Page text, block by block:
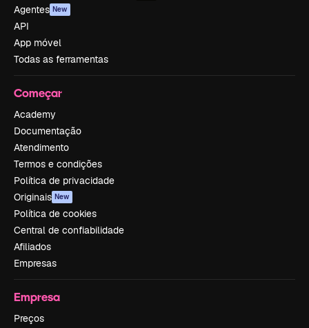
Agentes New
API
App móvel
Todas as ferramentas
Começar
Academy
Documentação
Atendimento
Termos e condições
Política de privacidade
Originais New
Política de cookies
Central de confiabilidade
Afiliados
Empresas
Empresa
Preços